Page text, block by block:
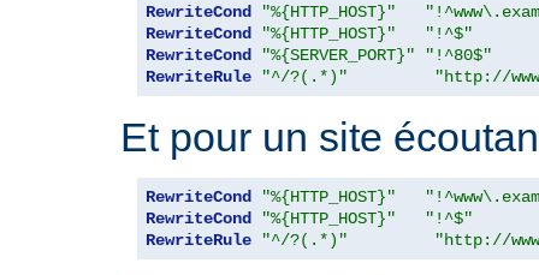
RewriteCond "%{HTTP_HOST}"
RewriteCond
"%{HTTP_HOST}"
"!^$"
RewriteCond
"%{SERVER_PORT}"
"!^80$"
RewriteRule
"^/?(.*)" "http://
Et pour un site
RewriteCond "%{HTTP_HOST}"
RewriteCond
"%{HTTP_HOST}"
"!^$"
RewriteRule
"^/?(.*)" "http://